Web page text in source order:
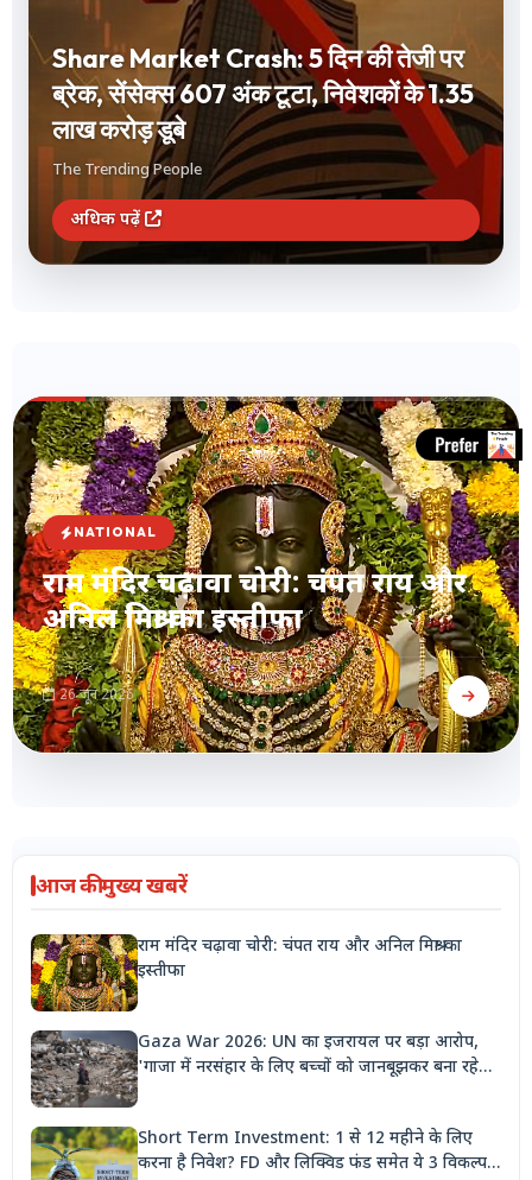
Share Market Crash: 5 दिन की तेजी पर
ब्रेक, सेंसेक्स 607 अंक टूटा, निवेशकों के 1.35
लाख करोड़ डूबे
The Trending People
अधिक पढ़ें
NATIONAL
राम मंदिर चढ़ावा चोरी: चंपत राय और
अनिल मिश्रा का इस्तीफा
26 जून 2026
आज की मुख्य खबरें
राम मंदिर चढ़ावा चोरी: चंपत राय और अनिल मिश्रा का
इस्तीफा
Gaza War 2026: UN का इजरायल पर बड़ा आरोप,
'गाजा में नरसंहार के लिए बच्चों को जानबूझकर बना रहे
Short Term Investment: 1 से 12 महीने के लिए
करना है निवेश? FD और लिक्विड फंड समेत ये 3 विकल्प